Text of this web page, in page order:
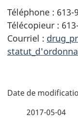
Téléphone : 613-
Télécopieur :
Courriel :
D
2017-05-04